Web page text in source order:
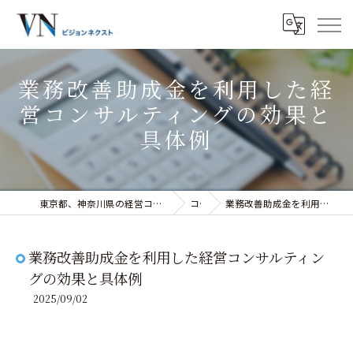
業務改善助成金を利用した経
営コンサルティングの効果と
具体例
東京都、神奈川県の経営コンサルティングなら株式会社ビジョンネクスト コラム 業務改善助成金を利用した経営コンサルティングの効果と具体例
業務改善助成金を利用した経営コンサルティン
グの効果と具体例
2025/09/02